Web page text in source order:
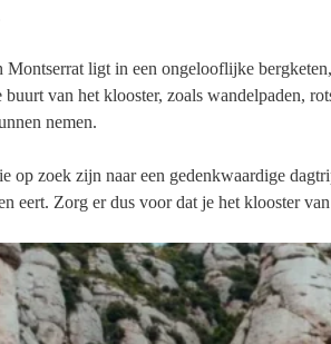
Montserrat ligt in een ongelooflijke
van het klooster, zoals wandelpaden,
nemen.
op zoek zijn naar een gedenkwaardige
eert. Zorg er dus voor dat je het klooster